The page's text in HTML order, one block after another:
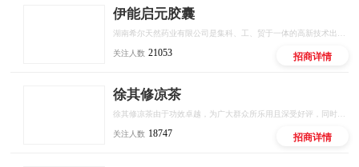
伊能启元胶囊
关注人数 21053 招商详情
徐其修凉茶
关注人数 18747 招商详情